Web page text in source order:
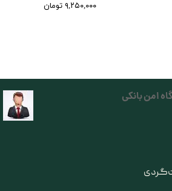
۹,۲۵۰,۰۰۰ تومان
امن بانکی